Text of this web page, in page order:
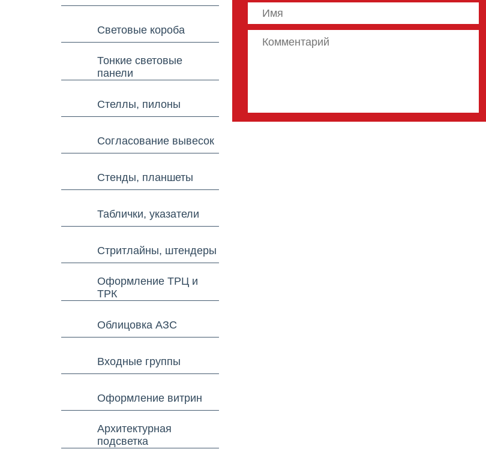
Световые короба
Тонкие световые
панели
Стеллы, пилоны
Согласование вывесок
Стенды, планшеты
Таблички, указатели
Стритлайны, штендеры
Оформление ТРЦ и
ТРК
Облицовка АЗС
Входные группы
Оформление витрин
Архитектурная
подсветка